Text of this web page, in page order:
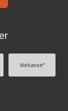
Vorkasse*